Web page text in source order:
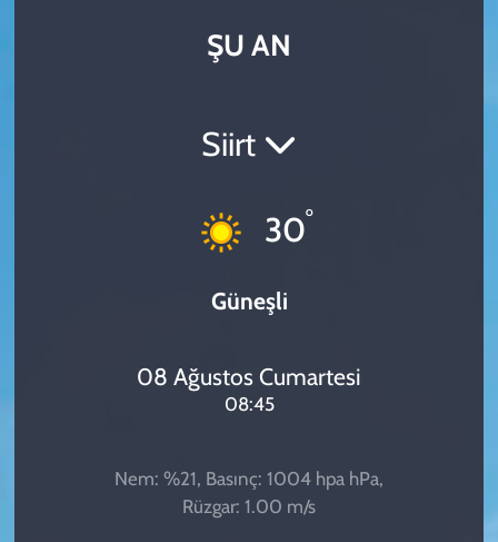
ŞU AN
Siirt
30°
Güneşli
08 Ağustos Cumartesi
08:45
Nem: %21, Basınç: 1004 hpa hPa,
Rüzgar: 1.00 m/s